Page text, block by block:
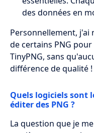
des données en
Personnellement, j'ai
de certains PNG
TinyPNG, sans
différence de qualité !
Quels logiciels sont
éditer des PNG ?
La question que je